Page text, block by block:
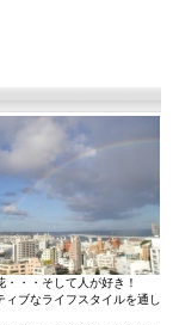
・・・そして人が好き！
ィブなライフスタイルを通し